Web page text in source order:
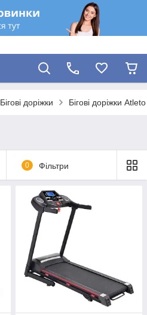
Бігові доріжки Бігові доріжки Atleto
0 Фільтри